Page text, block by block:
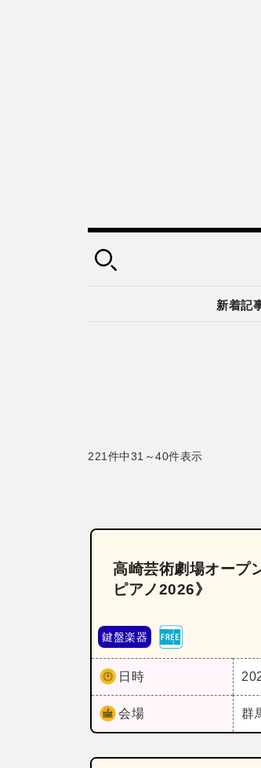
新着記
221件中31～40件表示
高崎芸術劇場オープ
ピアノ2026》
鍵盤楽器
日時
会場 群